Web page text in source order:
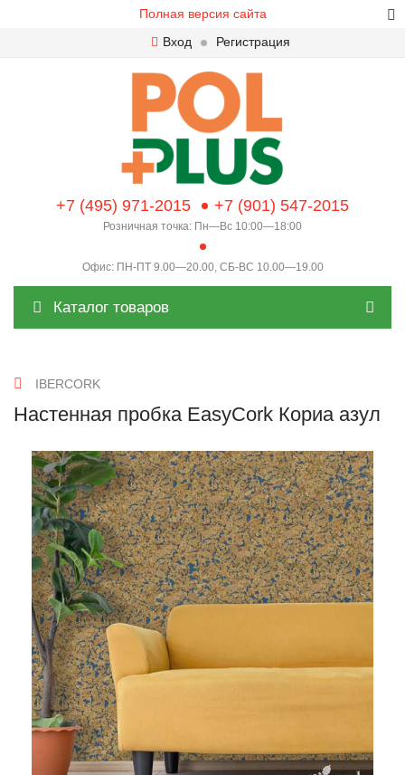
Полная версия сайта
Вход
Регистрация
+7 (495) 971-2015 +7 (901) 547-2015
Розничная точка: Пн—Вс 10:00—18:00
Офис: ПН-ПТ 9.00—20.00, СБ-ВС 10.00—19.00
Каталог товаров
IBERCORK
Настенная пробка EasyCork Кориа азул